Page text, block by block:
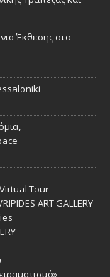
Έκθεσης στο
Tour
ART GALLERY